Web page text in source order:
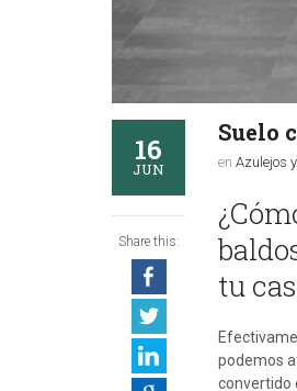
16
JUN
Share this:
Suelo
en Azulejos
tu
podemos
convertido